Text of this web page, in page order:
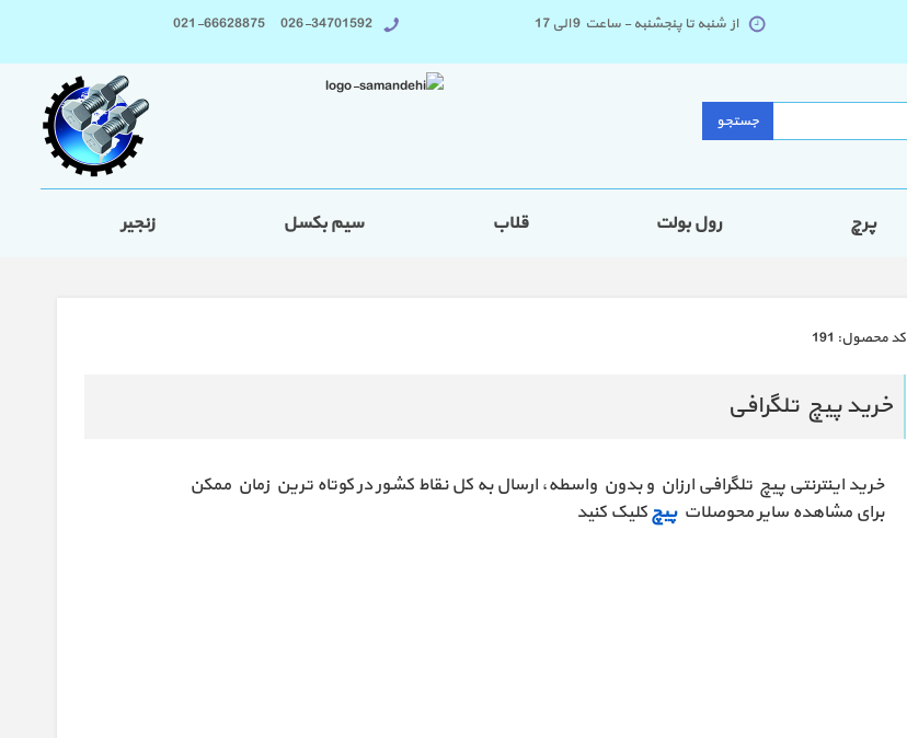
026-34701592 021-66628875 از شنبه تا پنجشنبه - ساعت 9 الی 17
جستجو
پرچ رول بولت قلاب سیم بکسل زنجیر
كد محصول: 191
خرید پیچ تلگرافی
خرید اینترنتی پیچ تلگرافی ارزان و بدون واسطه، ارسال به کل نقاط کشور در کوتاه ترین زمان ممکن
برای مشاهده سایر محوصلاتپیچکلیک کنید